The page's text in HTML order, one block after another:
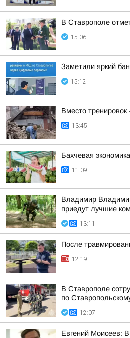
В Ставрополе
15:06
Заметили яркий
15:12
Вместо
13:45
Бахчевая
11:09
Владимир
приедут лучшие
13:11
После
12:19
В Ставрополе
по
12:07
Евгений Моисеев: